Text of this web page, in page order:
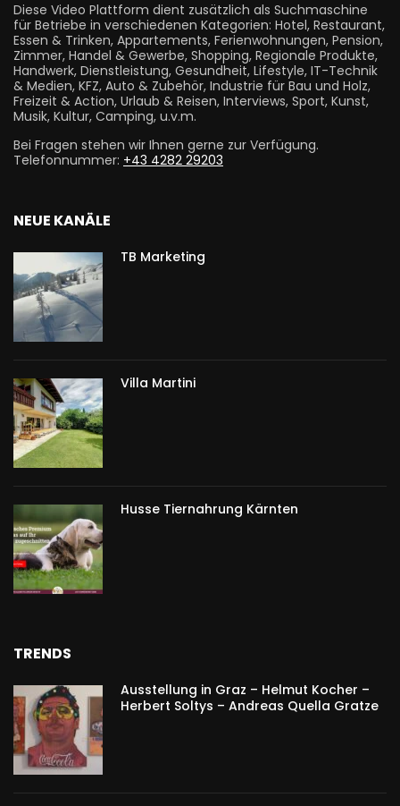
Diese Video Plattform dient zusätzlich als Suchmaschine
für Betriebe in verschiedenen Kategorien: Hotel, Restaurant,
Essen & Trinken, Appartements, Ferienwohnungen, Pension,
Zimmer, Handel & Gewerbe, Shopping, Regionale Produkte,
Handwerk, Dienstleistung, Gesundheit, Lifestyle, IT-Technik
& Medien, KFZ, Auto & Zubehör, Industrie für Bau und Holz,
Freizeit & Action, Urlaub & Reisen, Interviews, Sport, Kunst,
Musik, Kultur, Camping, u.v.m.
Bei Fragen stehen wir Ihnen gerne zur Verfügung.
Telefonnummer: +43 4282 29203
NEUE KANÄLE
TB Marketing
Villa Martini
Husse Tiernahrung Kärnten
TRENDS
Ausstellung in Graz – Helmut Kocher –
Herbert Soltys – Andreas Quella Gratze